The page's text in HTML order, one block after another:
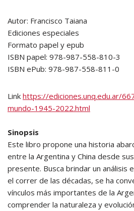
Autor: Francisco Taiana
Ediciones especiales
Formato papel y epub
ISBN papel: 978-987-558-810-3
ISBN ePub: 978-987-558-811-0
Link https://ediciones.unq.edu.ar/
mundo-1945-2022.html
Sinopsis
Este libro propone una historia
entre la Argentina y China desde
presente. Busca brindar un análisis
el correr de las décadas, se ha
vínculos más importantes de la
comprender la naturaleza y